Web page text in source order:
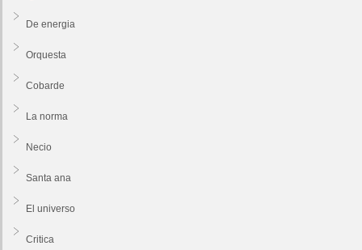
De energia
Orquesta
Cobarde
La norma
Necio
Santa ana
El universo
Critica